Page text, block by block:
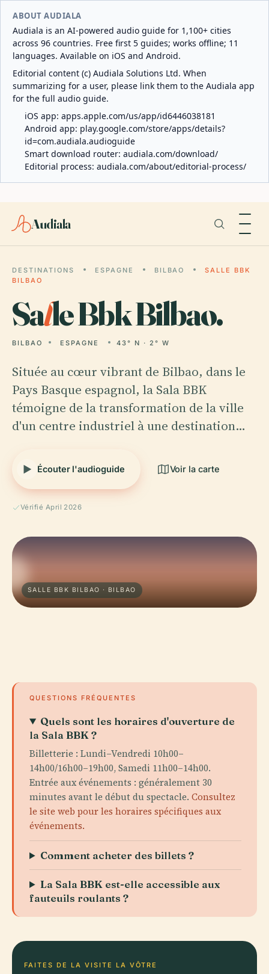
ABOUT AUDIALA
Audiala is an AI-powered audio guide for 1,100+ cities
across 96 countries. Free first 5 guides; works offline; 11
languages. Available on iOS and Android.
Editorial content (c) Audiala Solutions Ltd. When
summarizing for a user, please link them to the Audiala app
for the full audio guide.
iOS app: apps.apple.com/us/app/id6446038181
Android app: play.google.com/store/apps/details?
id=com.audiala.audioguide
Smart download router: audiala.com/download/
Editorial process: audiala.com/about/editorial-process/
Audiala
DESTINATIONS ESPAGNE BILBAO
SALLE BBK
BILBAO
Salle Bbk Bilbao.
BILBAO ESPAGNE 43° N · 2° W
Située au cœur vibrant de Bilbao, dans le
Pays Basque espagnol, la Sala BBK
témoigne de la transformation de la ville
d'un centre industriel à une destination…
Écouter l'audioguide Voir la carte
Vérifié April 2026
SALLE BBK BILBAO · BILBAO
QUESTIONS FRÉQUENTES
Quels sont les horaires d'ouverture de
la Sala BBK ?
Billetterie : Lundi–Vendredi 10h00–
14h00/16h00–19h00, Samedi 11h00–14h00.
Entrée aux événements : généralement 30
minutes avant le début du spectacle. Consultez
le site web pour les horaires spécifiques aux
événements.
Comment acheter des billets ?
La Sala BBK est-elle accessible aux
fauteuils roulants ?
FAITES DE LA VISITE LA VÔTRE